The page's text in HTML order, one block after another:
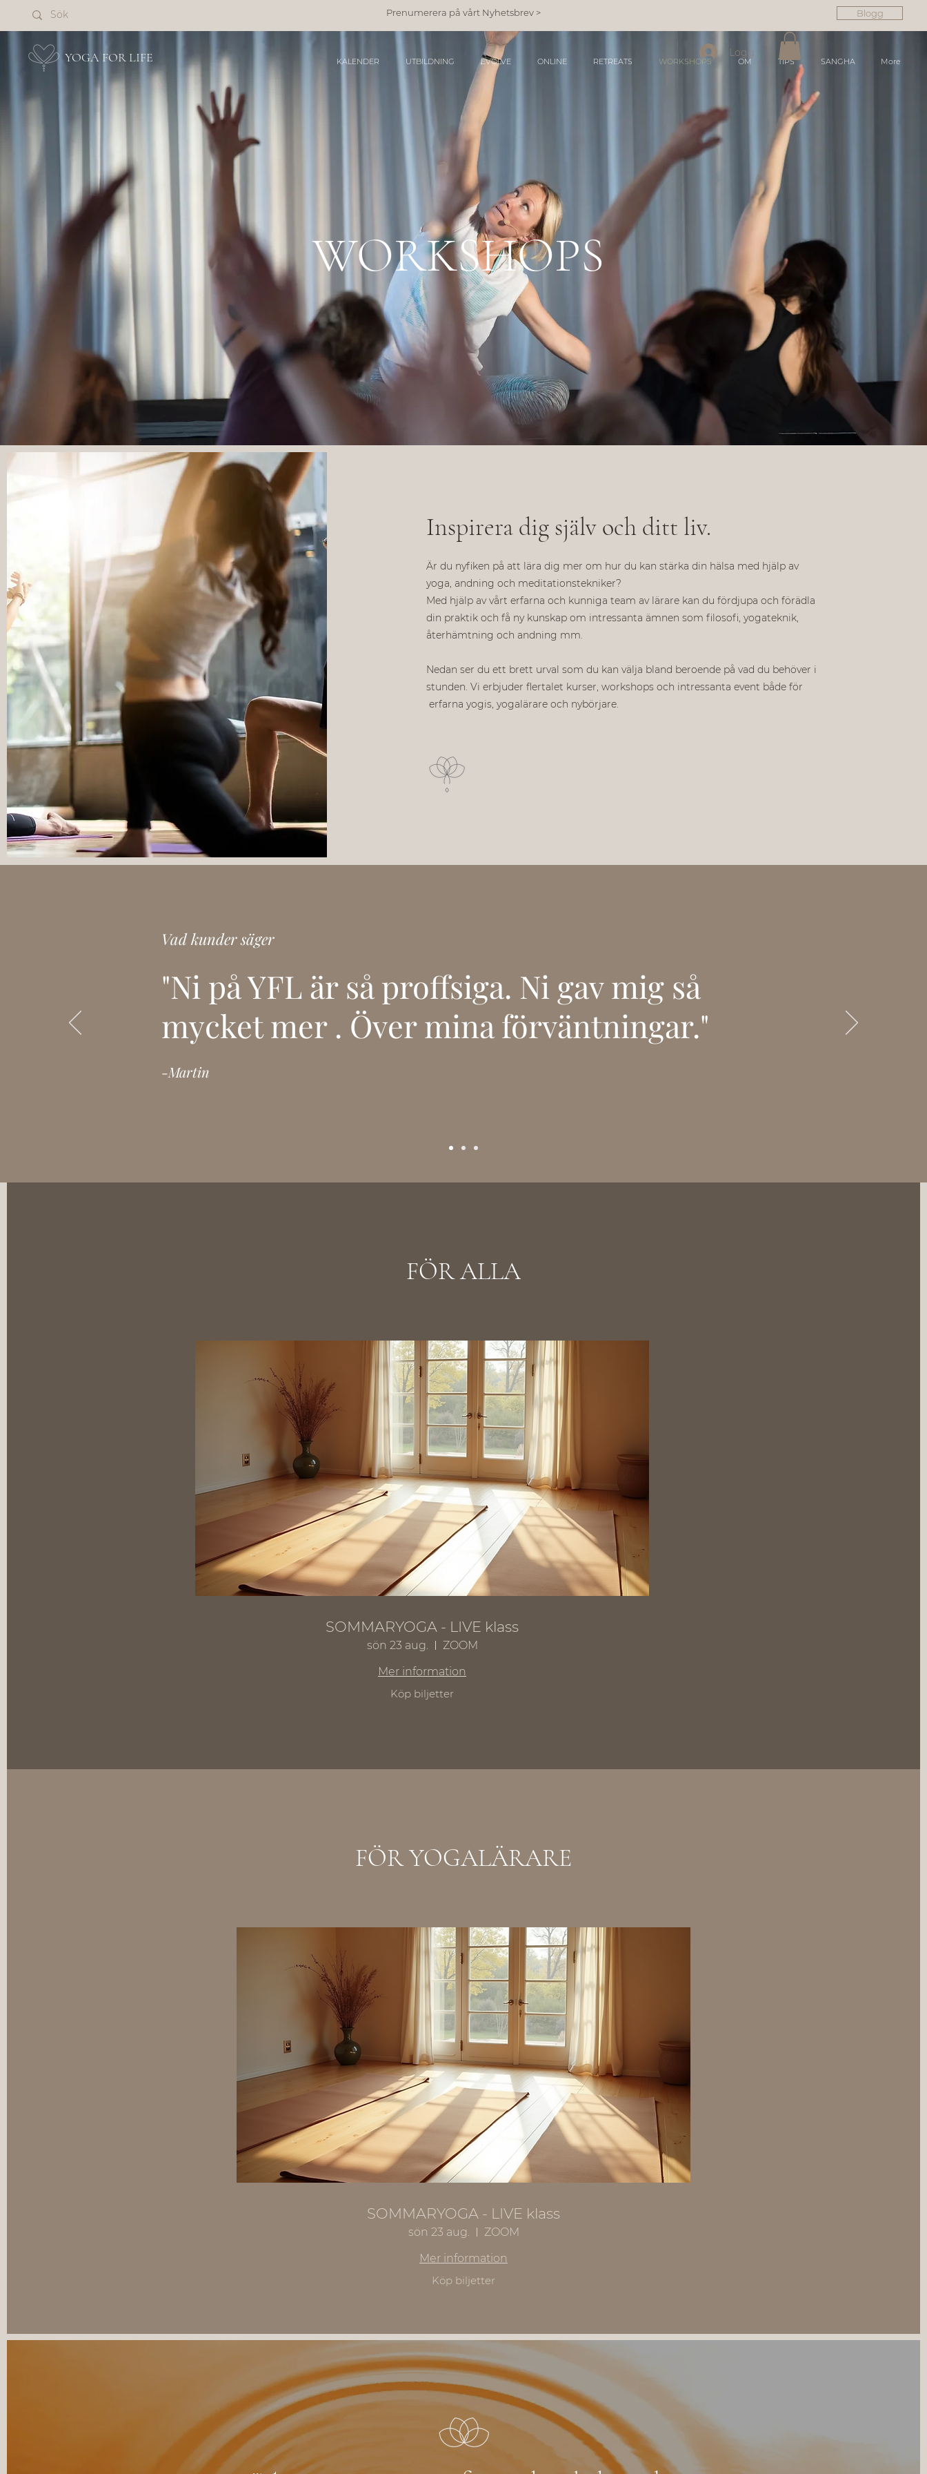
Prenumerera på vårt Nyhetsbrev > Blogg
YOGA FOR LIFE KALENDER UTBILDNING EVOLVE ONLINE RETREATS WORKSHOPS OM TIPS SANGHA More
Logga in
WORKSHOPS
Inspirera dig själv och ditt liv.
Är du nyfiken på att lära dig mer om hur du kan stärka din hälsa med hjälp av
yoga, andning och meditationstekniker?
Med hjälp av vårt erfarna och kunniga team av lärare kan du fördjupa och förädla
din praktik och få ny kunskap om intressanta ämnen som filosofi, yogateknik,
återhämtning och andning mm.
Nedan ser du ett brett urval som du kan välja bland beroende på vad du behöver i
stunden. Vi erbjuder flertalet kurser, workshops och intressanta event både för
erfarna yogis, yogalärare och nybörjare.
Vad kunder säger
"Ni på YFL är så proffsiga. Ni gav mig så
mycket mer . Över mina förväntningar."
-Martin
FÖR ALLA
SOMMARYOGA - LIVE klass
sön 23 aug.
ZOOM
Mer information
Köp biljetter
FÖR YOGALÄRARE
SOMMARYOGA - LIVE klass
sön 23 aug.
ZOOM
Mer information
Köp biljetter